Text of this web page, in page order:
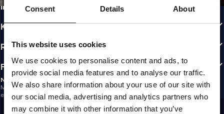
Consent Details About
This website uses cookies
We use cookies to personalise content and ads, to
provide social media features and to analyse our traffic.
We also share information about your use of our site with
our social media, advertising and analytics partners who
may combine it with other information that you’ve
INFO
KUNDENBEREICH
RICHTLINIEN
FOLLOW US
NEWSLETTER
Möchtest du Informationen über die neuesten Aktionen und Neuigkeiten
erhalten?
Email address
REGISTRIEREN SIE SICH